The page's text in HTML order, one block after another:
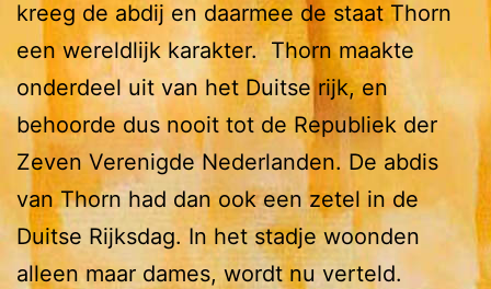
kreeg de abdij en daarmee de staat Thorn
een wereldlijk karakter. Thorn maakte
onderdeel uit van het Duitse rijk, en
behoorde dus nooit tot de Republiek der
Zeven Verenigde Nederlanden. De abdis
van Thorn had dan ook een zetel in de
Duitse Rijksdag. In het stadje woonden
alleen maar dames, wordt nu verteld.